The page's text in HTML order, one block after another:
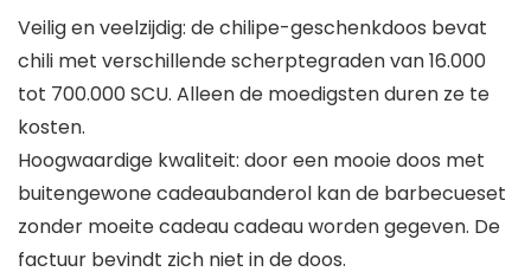
Veilig en veelzijdig: de chilipe-geschenkdoos bevat
chili met verschillende scherptegraden van 16.000
tot 700.000 SCU. Alleen de moedigsten duren ze te
kosten.
Hoogwaardige kwaliteit: door een mooie doos met
buitengewone cadeaubanderol kan de barbecueset
zonder moeite cadeau cadeau worden gegeven. De
factuur bevindt zich niet in de doos.